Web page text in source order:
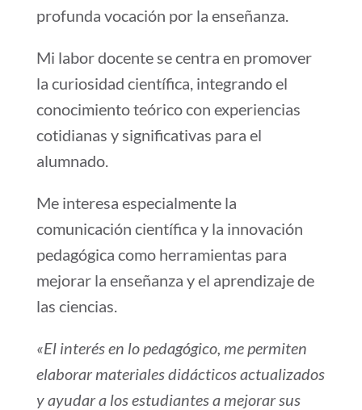
profunda vocación por la enseñanza.
Mi labor docente se centra en promover
la curiosidad científica, integrando el
conocimiento teórico con experiencias
cotidianas y significativas para el
alumnado.
Me interesa especialmente la
comunicación científica y la innovación
pedagógica como herramientas para
mejorar la enseñanza y el aprendizaje de
las ciencias.
«El interés en lo pedagógico, me permiten
elaborar materiales didácticos actualizados
y ayudar a los estudiantes a mejorar sus